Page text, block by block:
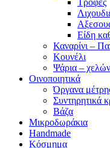
Τροφές
Είδη
Καναρίνι –
Κουνέλι
Ψάρια –
Οινοποιητικά
Όργανα
Συντηρητικά
Βάζα
Μικροδωράκια
Handmade
Κόσμημα